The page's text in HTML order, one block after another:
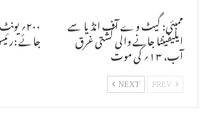
یہ ثابت نہیں کرسکا کہ یہ وقف بابر سے منسوب ہے
سی ایس ویدناتھن نے 1860کی گرانٹ
غلط کیا گیا جس پر چیف جسٹس رنجن گگوئی نے کہا
پر آپ کوئی بڑی بحث نہیں کرسکتے ، اس کو یہیں
بعد سی ایس ویدناتھن نے گرانٹ میں جن معافی
ممبئی: گیٹ وے آف انڈیا سے
ایلیفینٹا جانے والی کشتی غرق
آب، ۱۳؍ کی موت
۲۰۰؍
جائے
NEXT